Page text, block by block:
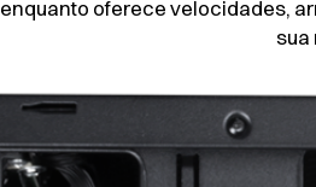
enquanto oferece velocidades,
sua